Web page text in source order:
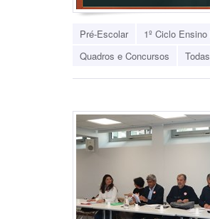
Pré-Escolar 1º Ciclo
Quadros e Concursos